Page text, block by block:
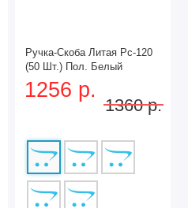
Ручка-Скоба Литая Рс-120
(50 Шт.) Пол. Белый
1256 р.
1360 р.